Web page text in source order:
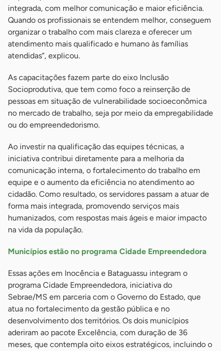
integrada, com melhor comunicação e maior eficiência.
Quando os profissionais se entendem melhor, conseguem
organizar o trabalho com mais clareza e oferecer um
atendimento mais qualificado e humano às famílias
atendidas”, explicou.
As capacitações fazem parte do eixo Inclusão
Socioprodutiva, que tem como foco a reinserção de
pessoas em situação de vulnerabilidade socioeconômica
no mercado de trabalho, seja por meio da empregabilidade
ou do empreendedorismo.
Ao investir na qualificação das equipes técnicas, a
iniciativa contribui diretamente para a melhoria da
comunicação interna, o fortalecimento do trabalho em
equipe e o aumento da eficiência no atendimento ao
cidadão. Como resultado, os servidores passam a atuar de
forma mais integrada, promovendo serviços mais
humanizados, com respostas mais ágeis e maior impacto
na vida da população.
Municípios estão no programa Cidade Empreendedora
Essas ações em Inocência e Bataguassu integram o
programa Cidade Empreendedora, iniciativa do
Sebrae/MS em parceria com o Governo do Estado, que
atua no fortalecimento da gestão pública e no
desenvolvimento dos territórios. Os dois municípios
aderiram ao pacote Excelência, com duração de 36
meses, que contempla oito eixos estratégicos, incluindo o